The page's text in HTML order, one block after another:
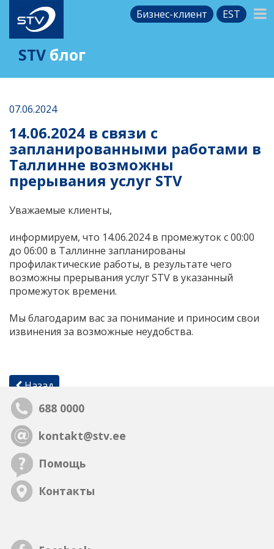
Бизнес-клиент EST
STV блог
07.06.2024
14.06.2024 в связи с
запланированными работами в
Таллинне возможны
прерывания услуг STV
Уважаемые клиенты,
информируем, что 14.06.2024 в промежуток с 00:00
до 06:00 в Таллинне запланированы
профилактические работы, в результате чего
возможны прерывания услуг STV в указанный
промежуток времени.
Мы благодарим вас за понимание и приносим свои
извинения за возможные неудобства.
Назад
688 0000
kontakt@stv.ee
Помощь
Контакты